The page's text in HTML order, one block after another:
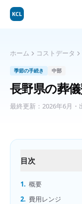
KCL
ホーム コストデータ
季節の手続き 中部
長野県の葬
最終更新： 2026年6月
目次
1. 概要
2. 費用レンジ